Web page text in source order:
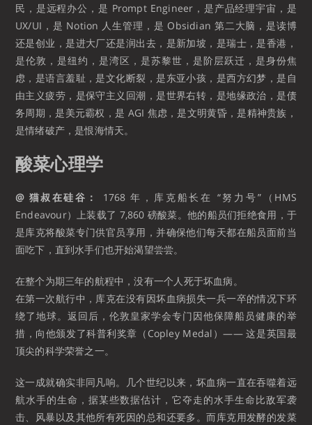
民，是远程办公，是 Prompt Engineer，是产品经理宇宙，是
UX/UI，是 Notion 人生管理，是 Obsidian 第二大脑，是读博
还是创业，是进大厂还是润出去，是新加坡，是瑞士，是香港，
是伦敦，是纽约，是湾区，是苏黎世，是阶层跃迁，是身份焦
虑，是语言羞耻，是文化断裂，是东亚小孩，是西方幻梦，是自
由主义疲劳，是保守主义回潮，是世界右转，是地缘政治，是债
务周期，是美元霸权，是 AGI 焦虑，是文明黄昏，是精神贵族，
是情绪破产，是恨海情天。
酸菜心理学
@ 猫叔在硅谷：
1768 年，库克船长在 “努力号”（HMS
Endeavour）上装载了 7,860 磅酸菜。他的船员们拒绝食用，于
是库克将酸菜专门供官员享用，并确保他们每天都在船员面前当
面吃下，直到水手们也开始渴望尝尝。
在整个为期三年的航程中，没有一个人死于坏血病。
在第一次航行中，库克在没有因坏血病损失一兵一卒的情况下环
绕了地球。返回后，伦敦皇家学会专门因他保障船员健康的举
措，向他颁发了科普利奖章（Copley Medal）—— 这是英国最
顶尖的科学荣誉之一。
这一成就确实非同凡响。几个世纪以来，坏血病一直在吞噬着远
航水手的生命，据某些数据估计，它夺走的水手生命比敌军袭
击、风暴以及其他所有死因的总和还要多。而库克用发酵的发菜